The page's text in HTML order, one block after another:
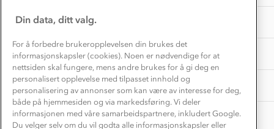
OM OSS
TIPS OG RÅD
Turmat oppskrifter
Beredskap
AKTIVITETER
Leirskole 🥾
Barnehageansatt
Tips til hyttetur
Din data, ditt valg.
For å forbedre brukeropplevelsen din brukes det
informasjonskapsler (cookies). Noen er nødvendige for at
nettsiden skal fungere, mens andre brukes for å gi deg en
personalisert opplevelse med tilpasset innhold og
personalisering av annonser som kan være av interesse for deg,
både på hjemmesiden og via markedsføring. Vi deler
informasjonen med våre samarbeidspartnere, inkludert Google.
Du velger selv om du vil godta alle informasjonskapsler eller